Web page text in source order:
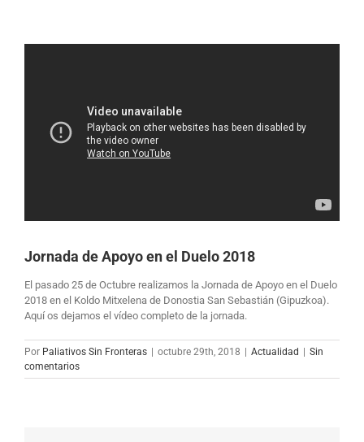
Jornada de Apoyo en el Duelo 2018
El pasado 25 de Octubre realizamos la Jornada de Apoyo en el Duelo
2018 en el Koldo Mitxelena de Donostia San Sebastián (Gipuzkoa).
Aquí os dejamos el vídeo completo de la jornada.
Por Paliativos Sin Fronteras octubre 29th, 2018 Actualidad
Sin
comentarios